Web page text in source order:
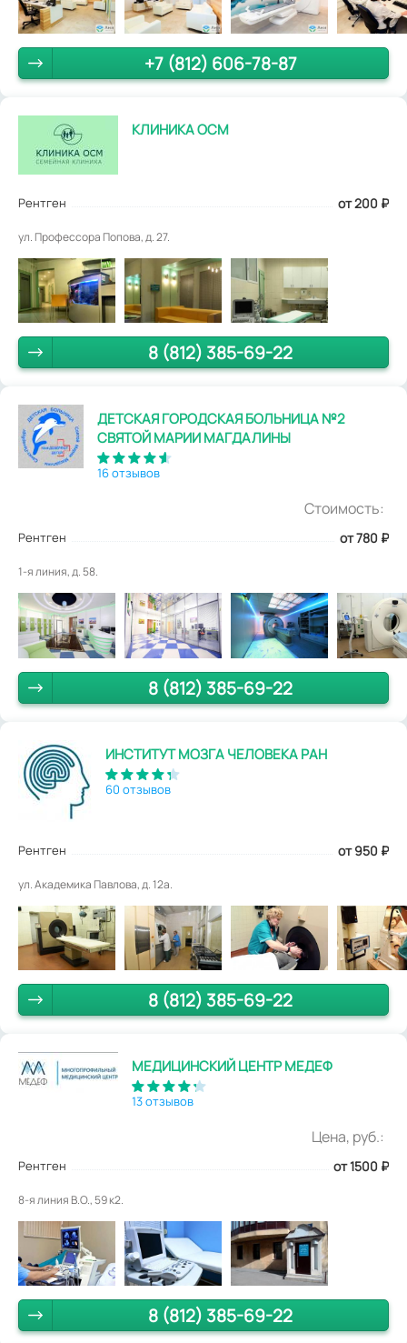
+7 (812) 606-78-87
КЛИНИКА ОСМ
Рентген от 200 ₽
ул. Профессора Попова, д. 27.
8 (812) 385-69-22
ДЕТСКАЯ ГОРОДСКАЯ БОЛЬНИЦА №2
СВЯТОЙ МАРИИ МАГДАЛИНЫ
16 отзывов
Стоимость:
Рентген от 780 ₽
1-я линия, д. 58.
8 (812) 385-69-22
ИНСТИТУТ МОЗГА ЧЕЛОВЕКА РАН
60 отзывов
Рентген от 950 ₽
ул. Академика Павлова, д. 12а.
8 (812) 385-69-22
МЕДИЦИНСКИЙ ЦЕНТР МЕДЕФ
13 отзывов
Цена, руб.:
Рентген от 1500 ₽
8-я линия В.О., 59 к2.
8 (812) 385-69-22